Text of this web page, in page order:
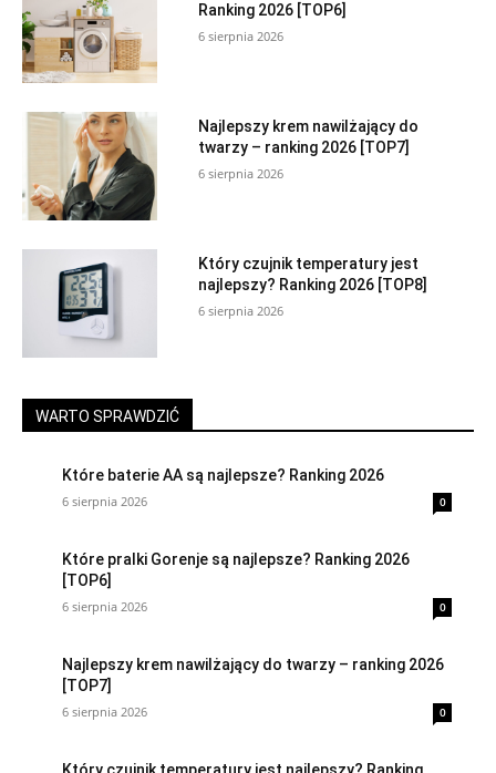
Ranking 2026 [TOP6]
6 sierpnia 2026
Najlepszy krem nawilżający do
twarzy – ranking 2026 [TOP7]
6 sierpnia 2026
Który czujnik temperatury jest
najlepszy? Ranking 2026 [TOP8]
6 sierpnia 2026
WARTO SPRAWDZIĆ
Które baterie AA są najlepsze? Ranking 2026
6 sierpnia 2026 0
Które pralki Gorenje są najlepsze? Ranking 2026
[TOP6]
6 sierpnia 2026 0
Najlepszy krem nawilżający do twarzy – ranking 2026
[TOP7]
6 sierpnia 2026 0